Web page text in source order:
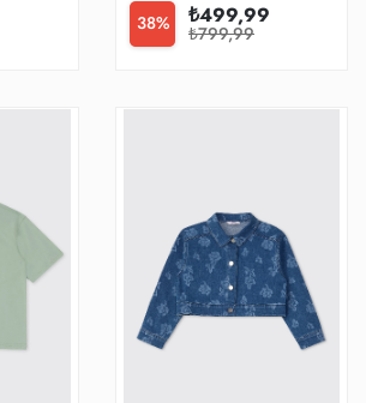
38% ₺499,99
₺799,99